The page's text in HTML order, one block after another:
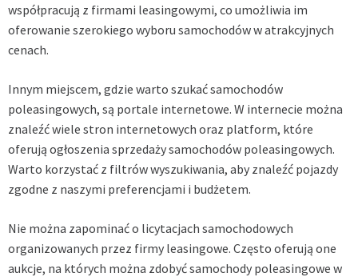
współpracują z firmami leasingowymi, co umożliwia im
oferowanie szerokiego wyboru samochodów w atrakcyjnych
cenach.
Innym miejscem, gdzie warto szukać samochodów
poleasingowych, są portale internetowe. W internecie można
znaleźć wiele stron internetowych oraz platform, które
oferują ogłoszenia sprzedaży samochodów poleasingowych.
Warto korzystać z filtrów wyszukiwania, aby znaleźć pojazdy
zgodne z naszymi preferencjami i budżetem.
Nie można zapominać o licytacjach samochodowych
organizowanych przez firmy leasingowe. Często oferują one
aukcje, na których można zdobyć samochody poleasingowe w